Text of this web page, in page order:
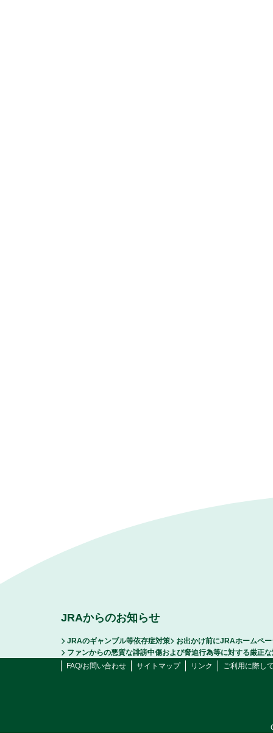
JRAからのお知らせ
JRAのギャンブル等依存症対策
お出かけ前にJRAホームペ
ファンからの悪質な誹謗中傷および脅迫行為等に対する厳正
FAQ/お問い合わせ
サイトマップ リンク ご利用に際し